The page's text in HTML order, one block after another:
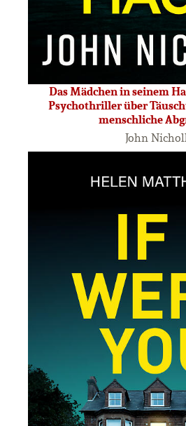
Das Mädchen in seinem
Psychothriller über
menschliche
John Nicholl